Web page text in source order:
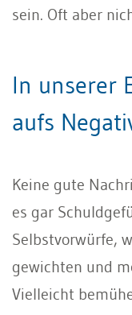
sein. Oft aber
In unserer
aufs
Keine gute
es gar
Selbstvorwürfe,
gewichten und
Vielleicht